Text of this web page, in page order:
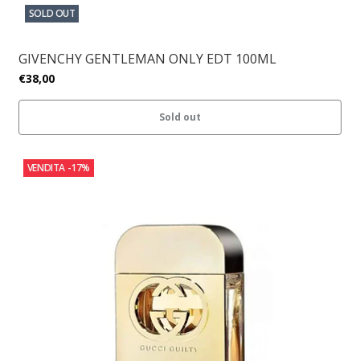
SOLD OUT
GIVENCHY GENTLEMAN ONLY EDT 100ML
€38,00
Sold out
VENDITA -17%